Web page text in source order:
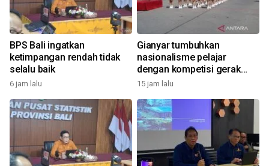
BPS Bali ingatkan
ketimpangan rendah tidak
selalu baik
6 jam lalu
Gianyar tumbuhkan
nasionalisme pelajar
dengan kompetisi gerak
jalan
15 jam lalu